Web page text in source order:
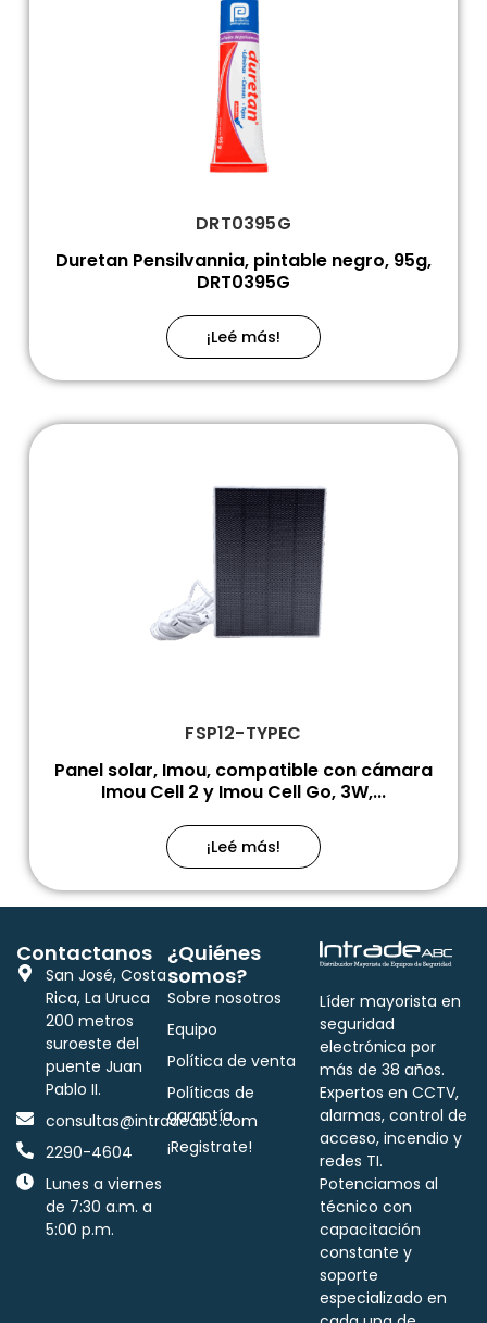
DRT0395G
Duretan Pensilvannia, pintable negro, 95g,
DRT0395G
¡Leé más!
FSP12-TYPEC
Panel solar, Imou, compatible con cámara
Imou Cell 2 y Imou Cell Go, 3W,...
¡Leé más!
Líder mayorista en
seguridad
electrónica por
más de 38 años.
Expertos en CCTV,
alarmas, control de
acceso, incendio y
redes TI.
Potenciamos al
técnico con
capacitación
constante y
soporte
especializado en
¿Quiénes
somos?
Sobre nosotros
Equipo
Política de venta
Políticas de
garantía
¡Registrate!
Contactanos
San José, Costa
Rica, La Uruca
200 metros
suroeste del
puente Juan
Pablo II.
consultas@intradeabc.com
2290-4604
Lunes a viernes
de 7:30 a.m. a
5:00 p.m.